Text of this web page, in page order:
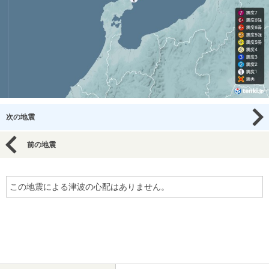
次の地震
前の地震
この地震による津波の心配はありません。